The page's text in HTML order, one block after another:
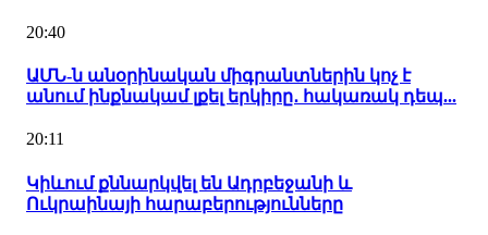
20:40
ԱՄՆ-ն անօրինական միգրանտներին կոչ է
անում ինքնակամ լքել երկիրը․ հակառակ դեպ...
20:11
Կիևում քննարկվել են Ադրբեջանի և
Ուկրաինայի հարաբերությունները